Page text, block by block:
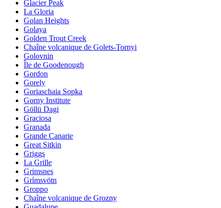
Glacier Peak
La Gloria
Golan Heights
Golaya
Golden Trout Creek
Chaîne volcanique de Golets-Tornyi
Golovnin
Île de Goodenough
Gordon
Gorely
Goriaschaia Sopka
Gorny Institute
Göllü Dagi
Graciosa
Granada
Grande Canarie
Great Sitkin
Griggs
La Grille
Grimsnes
Grímsvötn
Groppo
Chaîne volcanique de Grozny